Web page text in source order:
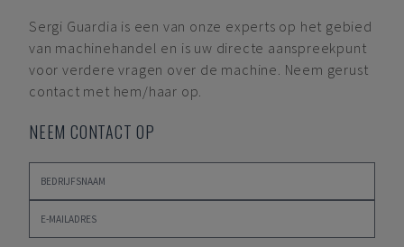
Sergi Guardia is een van onze experts op het gebied
van machinehandel en is uw directe aanspreekpunt
voor verdere vragen over de machine. Neem gerust
contact met hem/haar op.
NEEM CONTACT OP